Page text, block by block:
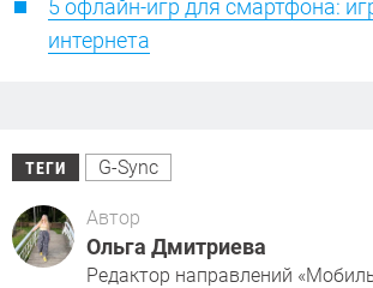
5 офлайн-игр для смартфона:
интернета
ТЕГИ G-Sync
Автор
Ольга Дмитриева
Редактор направлений